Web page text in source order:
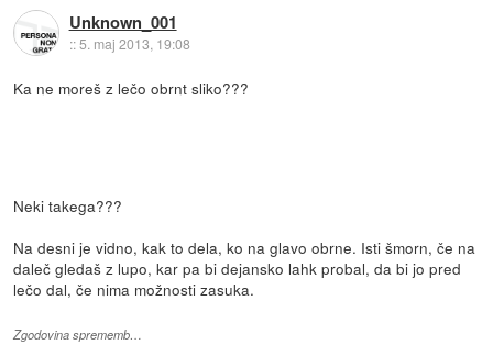
Unknown_001
::5. maj 2013, 19:08
Ka ne moreš z lečo obrnt sliko???
Neki takega???
Na desni je vidno, kak to dela, ko na glavo obrne. Isti šmorn, če na
daleč gledaš z lupo, kar pa bi dejansko lahk probal, da bi jo pred
lečo dal, če nima možnosti zasuka.
Zgodovina sprememb…